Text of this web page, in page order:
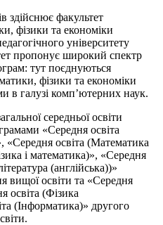
здійснює факультет
фізики та економіки
університету
пропонує широкий спектр
тут поєднуються
фізики та економіки
в галузі комп’ютерних наук.
середньої освіти
«Середня освіта
«Середня освіта (Математика
і математика)», «Середня
(англійська))»
вищої освіти та «Середня
освіта (Фізика
(Інформатика)» другого